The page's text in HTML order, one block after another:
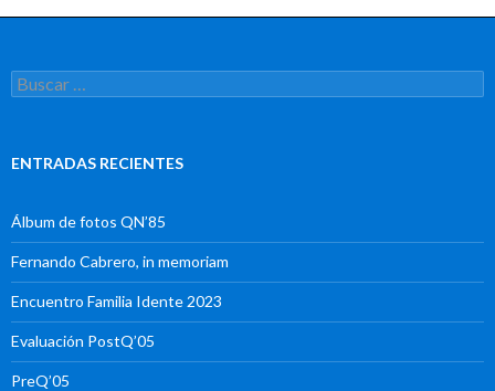
Buscar:
ENTRADAS RECIENTES
Álbum de fotos QN’85
Fernando Cabrero, in memoriam
Encuentro Familia Idente 2023
Evaluación PostQ’05
PreQ’05